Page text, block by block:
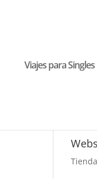
Viajes para Singles